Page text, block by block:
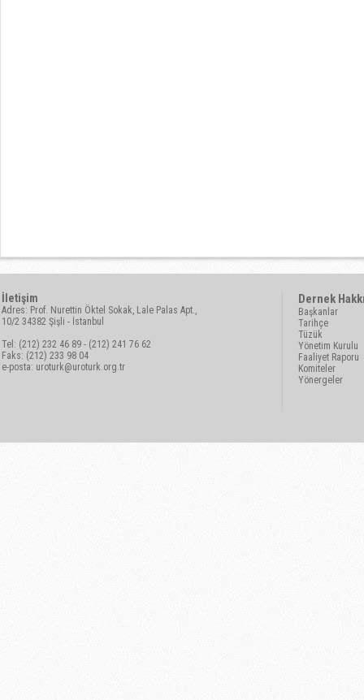
İletişim
Adres: Prof. Nurettin Öktel Sokak, Lale Palas Apt.,
10/2 34382 Şişli - İstanbul
Tel: (212) 232 46 89 - (212) 241 76 62
Faks: (212) 233 98 04
e-posta: uroturk@uroturk.org.tr
Dernek
Başkanlar
Tarihçe
Tüzük
Yönetim Kurulu
Faaliyet Raporu
Komiteler
Yönergeler